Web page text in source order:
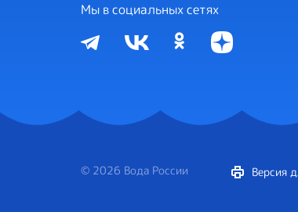
Мы в социальных сетях
© 2026 Вода России Версия